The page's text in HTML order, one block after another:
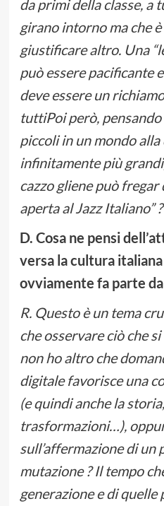
da primi della classe, a
girano intorno ma che
giustificare altro. Una
può essere pacificante
deve essere un
tuttiPoi però,
piccoli in un mondo
infinitamente più
cazzo gliene può
aperta al Jazz Italiano” ?
D. Cosa ne pensi
versa la cultura
ovviamente fa parte da
R. Questo è un tema
che osservare ciò che
non ho altro che
digitale favorisce una
(e quindi anche la
trasformazioni…),
sull’affermazione di un
mutazione ? Il tempo
generazione e di quelle